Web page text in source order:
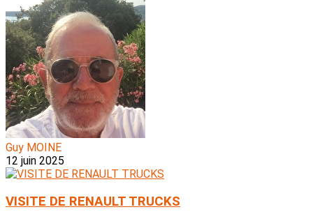
Guy MOINE
12 juin 2025
VISITE DE RENAULT TRUCKS